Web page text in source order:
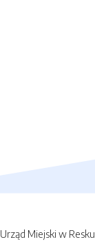
Urząd Miejski w Resku